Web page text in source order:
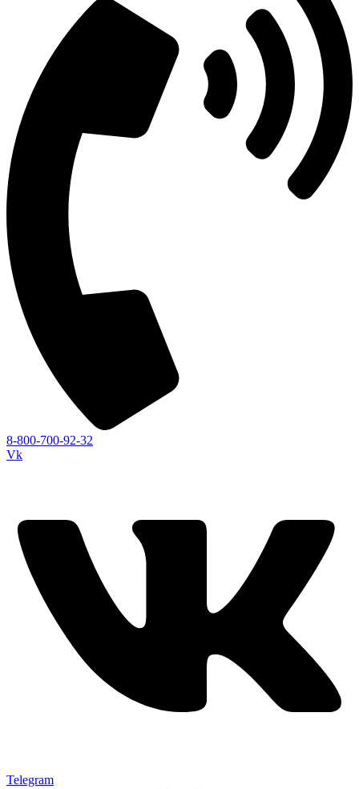
8-800-700-92-32
Vk
Telegram